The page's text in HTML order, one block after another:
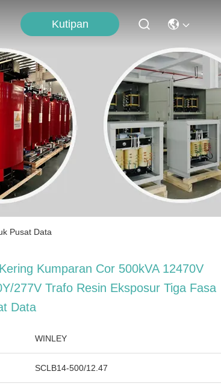
Kutipan
Pusat Data
Kumparan Cor 500kVA 12470V
277V Trafo Resin Eksposur Tiga Fasa
Data
WINLEY
SCLB14-500/12.47